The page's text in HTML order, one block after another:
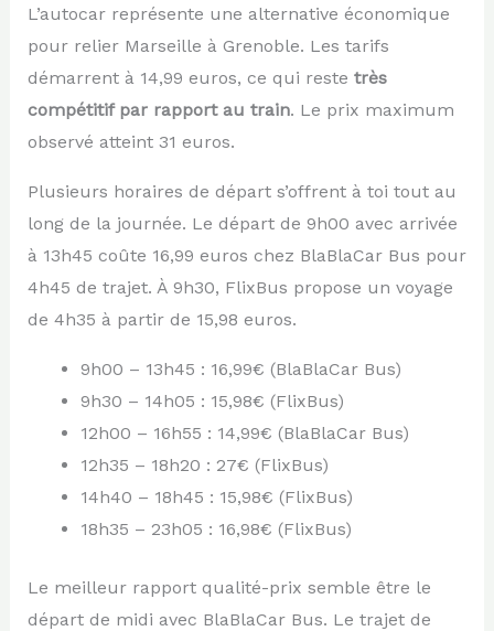
L’autocar représente une alternative économique
pour relier Marseille à Grenoble. Les tarifs
démarrent à 14,99 euros, ce qui reste très
compétitif par rapport au train. Le prix maximum
observé atteint 31 euros.
Plusieurs horaires de départ s’offrent à toi tout au
long de la journée. Le départ de 9h00 avec arrivée
à 13h45 coûte 16,99 euros chez BlaBlaCar Bus pour
4h45 de trajet. À 9h30, FlixBus propose un voyage
de 4h35 à partir de 15,98 euros.
9h00 – 13h45 : 16,99€ (BlaBlaCar Bus)
9h30 – 14h05 : 15,98€ (FlixBus)
12h00 – 16h55 : 14,99€ (BlaBlaCar Bus)
12h35 – 18h20 : 27€ (FlixBus)
14h40 – 18h45 : 15,98€ (FlixBus)
18h35 – 23h05 : 16,98€ (FlixBus)
Le meilleur rapport qualité-prix semble être le
départ de midi avec BlaBlaCar Bus. Le trajet de